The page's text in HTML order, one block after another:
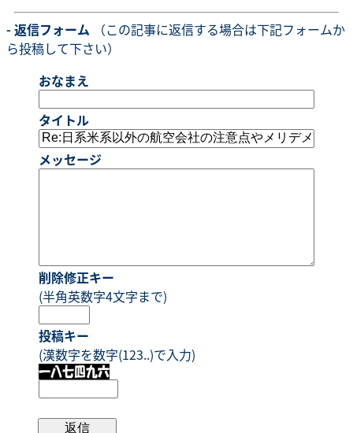
- 返信フォーム （この記事に返信する場合は下記フォームか
ら投稿して下さい）
おなまえ
タイトル
メッセージ
削除修正キー
(半角英数字4文字まで)
投稿キー
(漢数字を数字(123..)で入力)